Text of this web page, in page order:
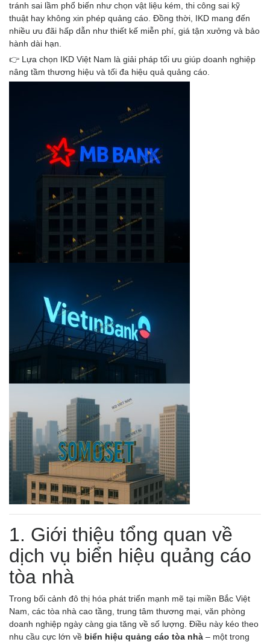
tránh sai lầm phổ biến như chọn vật liệu kém, thi công sai kỹ
thuật hay không xin phép quảng cáo. Đồng thời, IKD mang đến
nhiều ưu đãi hấp dẫn như thiết kế miễn phí, giá tận xưởng và bảo
hành dài hạn.
👉 Lựa chọn IKD Việt Nam là giải pháp tối ưu giúp doanh nghiệp
nâng tầm thương hiệu và tối đa hiệu quả quảng cáo.
1. Giới thiệu tổng quan về
dịch vụ biển hiệu quảng cáo
tòa nhà
Trong bối cảnh đô thị hóa phát triển mạnh mẽ tại miền Bắc Việt
Nam, các tòa nhà cao tầng, trung tâm thương mại, văn phòng
doanh nghiệp ngày càng gia tăng về số lượng. Điều này kéo theo
nhu cầu cực lớn về biển hiệu quảng cáo tòa nhà – một trong